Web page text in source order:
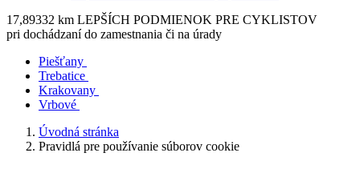
17,89332 km LEPŠÍCH PODMIENOK PRE CYKLISTOV
pri dochádzaní do zamestnania či na úrady
Piešťany
Trebatice
Krakovany
Vrbové
Úvodná stránka
Pravidlá pre používanie súborov cookie